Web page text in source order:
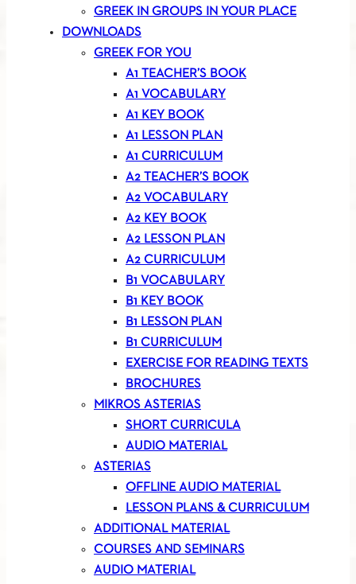
GREEK IN GROUPS IN YOUR PLACE
DOWNLOADS
GREEK FOR YOU
A1 TEACHER’S BOOK
A1 VOCABULARY
A1 KEY BOOK
A1 LESSON PLAN
A1 CURRICULUM
A2 TEACHER’S BOOK
A2 VOCABULARY
A2 KEY BOOK
A2 LESSON PLAN
A2 CURRICULUM
B1 VOCABULARY
B1 KEY BOOK
B1 LESSON PLAN
B1 CURRICULUM
EXERCISE FOR READING TEXTS
BROCHURES
MIKROS ASTERIAS
SHORT CURRICULA
AUDIO MATERIAL
ASTERIAS
OFFLINE AUDIO MATERIAL
LESSON PLANS & CURRICULUM
ADDITIONAL MATERIAL
COURSES AND SEMINARS
AUDIO MATERIAL